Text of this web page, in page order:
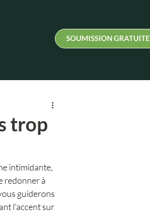
SOUMISSION GRATUITE
trop
intimidante,
redonner à
guiderons
l'accent sur